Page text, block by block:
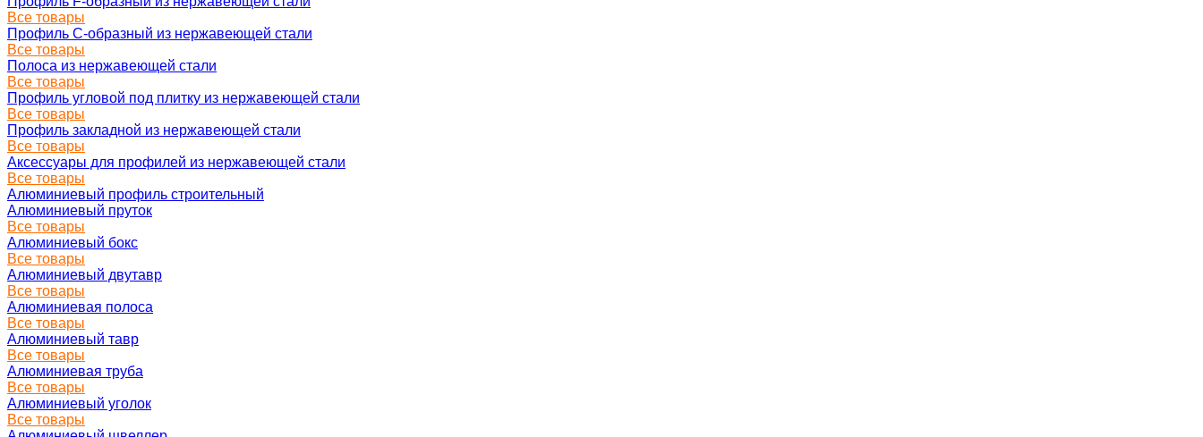
Все товары
Профиль C-образный из нержавеющей стали
Все товары
Полоса из нержавеющей стали
Все товары
Профиль угловой под плитку из нержавеющей стали
Все товары
Профиль закладной из нержавеющей стали
Все товары
Аксессуары для профилей из нержавеющей стали
Все товары
Алюминиевый профиль строительный
Алюминиевый пруток
Все товары
Алюминиевый бокс
Все товары
Алюминиевый двутавр
Все товары
Алюминиевая полоса
Все товары
Алюминиевый тавр
Все товары
Алюминиевая труба
Все товары
Алюминиевый уголок
Все товары